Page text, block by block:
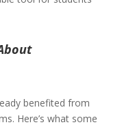
benefited from
Here’s what some